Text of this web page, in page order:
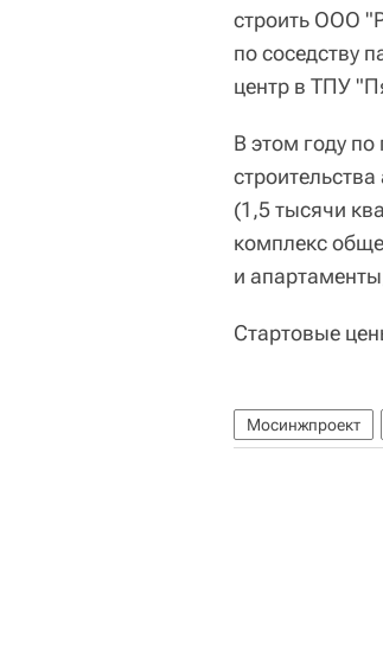
строить ООО
по соседству
центр в ТПУ
В этом году
(1,5 тысячи
комплекс
и
Стартовые
Мосинжпроект